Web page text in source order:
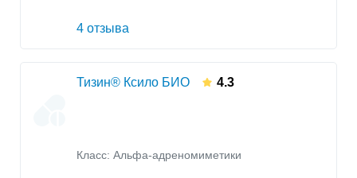
4 отзыва
Тизин® Ксило БИО 4.3
Класс: Альфа-адреномиметики